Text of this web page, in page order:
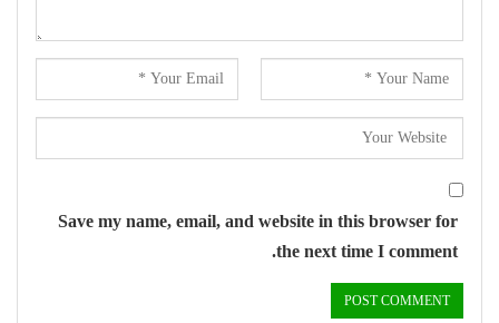
Save my name, email, and website in this browser for
the next time I comment.